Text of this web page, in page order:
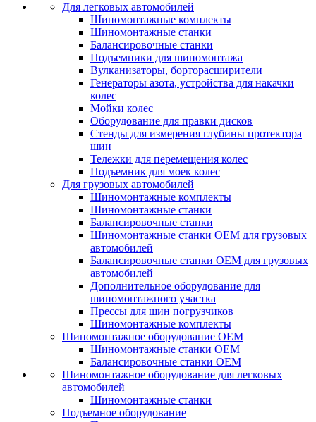
Для легковых автомобилей
Шиномонтажные комплекты
Шиномонтажные станки
Балансировочные станки
Подъемники для шиномонтажа
Вулканизаторы, борторасширители
Генераторы азота, устройства для накачки
колес
Мойки колес
Оборудование для правки дисков
Стенды для измерения глубины протектора
шин
Тележки для перемещения колес
Подъемник для моек колеc
Для грузовых автомобилей
Шиномонтажные комплекты
Шиномонтажные станки
Балансировочные станки
Шиномонтажные станки ОЕМ для грузовых
автомобилей
Балансировочные станки ОЕМ для грузовых
автомобилей
Дополнительное оборудование для
шиномонтажного участка
Прессы для шин погрузчиков
Шиномонтажные комплекты
Шиномонтажное оборудование ОЕМ
Шиномонтажные станки ОЕМ
Балансировочные станки ОЕМ
Шиномонтажное оборудование для легковых
автомобилей
Шиномонтажные станки
Подъемное оборудование